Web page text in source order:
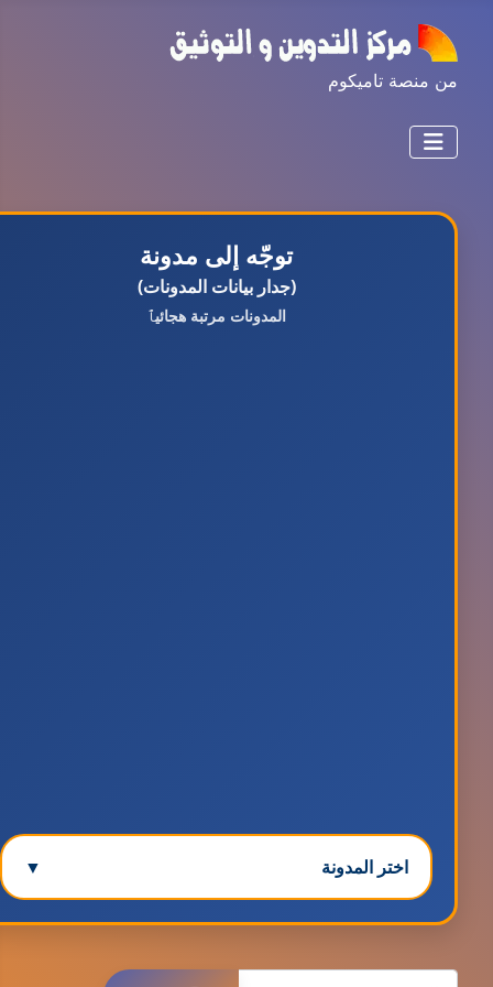
من منصة تاميكوم
توجّه إلى مدونة
(جدار بيانات المدونات)
المدونات مرتبة هجائيٱ
اختر المدونة ▼
البحث